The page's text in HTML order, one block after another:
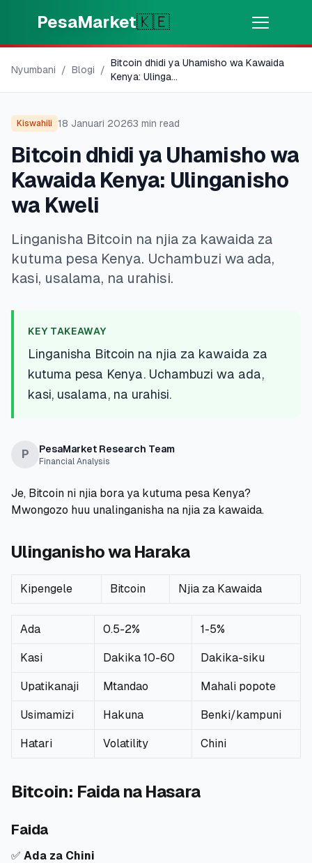
PesaMarket🇰🇪
⚡Pesa Sasa
Pata pesa kwa dakika
🌍 CHAGUA NCHI
🇰🇪 Kenya
💳BIDHAA
🎯Pata Mkopo
💳Kadi za Mkopo
📱Mikopo ya Simu
🏢Mikopo ya Biashara
ZANA NA RASILIMALI
Vikokotoo
📰Blogu
ℹ️Kuhusu Sisi
Nyumbani / Blogi /
Bitcoin dhidi ya Uhamisho wa Kawaida
Kenya: Ulinga...
Kiswahili 18 Januari 20263 min read
Bitcoin dhidi ya Uhamisho wa
Kawaida Kenya: Ulinganisho
wa Kweli
Linganisha Bitcoin na njia za kawaida za
kutuma pesa Kenya. Uchambuzi wa ada,
kasi, usalama, na urahisi.
KEY TAKEAWAY
Linganisha Bitcoin na njia za kawaida za
kutuma pesa Kenya. Uchambuzi wa ada,
kasi, usalama, na urahisi.
P PesaMarket Research Team
Financial Analysis
Je, Bitcoin ni njia bora ya kutuma pesa Kenya?
Mwongozo huu unalinganisha na njia za kawaida.
Ulinganisho wa Haraka
Kipengele Bitcoin Njia za Kawaida
Ada 0.5-2% 1-5%
Kasi Dakika 10-60 Dakika-siku
Upatikanaji Mtandao Mahali popote
Usimamizi Hakuna Benki/kampuni
Hatari Volatility Chini
Bitcoin: Faida na Hasara
Faida
✅ Ada za Chini